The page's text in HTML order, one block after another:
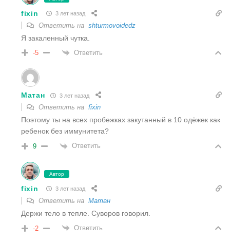
fixin 3 лет назад
Ответить на shturmovoidedz
Я закаленный чутка.
-5 Ответить
Матан 3 лет назад
Ответить на fixin
Поэтому ты на всех пробежках закутанный в 10 одёжек как
ребенок без иммунитета?
9 Ответить
Автор
fixin 3 лет назад
Ответить на Матан
Держи тело в тепле. Суворов говорил.
-2 Ответить